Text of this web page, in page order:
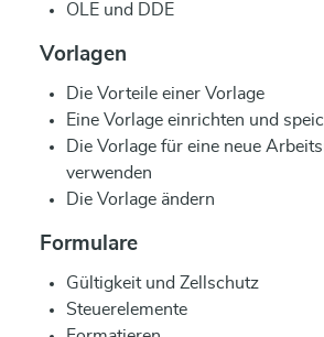
OLE und DDE
Vorlagen
Die Vorteile einer Vorlage
Eine Vorlage einrichten und
Die Vorlage für eine neue
verwenden
Die Vorlage ändern
Formulare
Gültigkeit und Zellschutz
Steuerelemente